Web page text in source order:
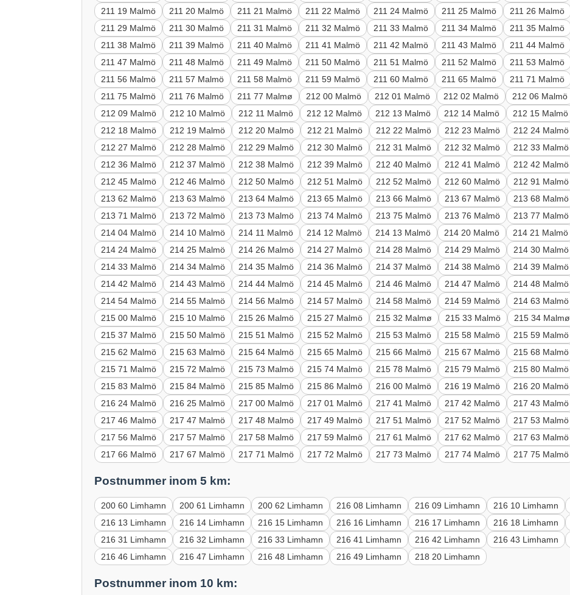
211 19 Malmö
211 20 Malmö 211 21 Malmö 211 22 Malmö 211 24 Malmö 211 25 Malmö 211 26 Malmö
211 29 Malmö
211 30 Malmö 211 31 Malmö 211 32 Malmö 211 33 Malmö 211 34 Malmö 211 35 Malmö
211 38 Malmö
211 39 Malmö 211 40 Malmö 211 41 Malmö 211 42 Malmö 211 43 Malmö 211 44 Malmö
211 47 Malmö
211 48 Malmö 211 49 Malmö 211 50 Malmö 211 51 Malmö 211 52 Malmö 211 53 Malmö
211 56 Malmö
211 57 Malmö 211 58 Malmö 211 59 Malmö 211 60 Malmö 211 65 Malmö 211 71 Malmö
211 75 Malmö
211 76 Malmö 211 77 Malmø 212 00 Malmö 212 01 Malmö 212 02 Malmö 212 06 Malmö
212 09 Malmö
212 10 Malmö 212 11 Malmö 212 12 Malmö 212 13 Malmö 212 14 Malmö 212 15 Malmö
212 18 Malmö
212 19 Malmö 212 20 Malmö 212 21 Malmö 212 22 Malmö 212 23 Malmö 212 24 Malmö
212 27 Malmö
212 28 Malmö 212 29 Malmö 212 30 Malmö 212 31 Malmö 212 32 Malmö 212 33 Malmö
212 36 Malmö
212 37 Malmö 212 38 Malmö 212 39 Malmö 212 40 Malmö 212 41 Malmö 212 42 Malmö
212 45 Malmö
212 46 Malmö 212 50 Malmö 212 51 Malmö 212 52 Malmö 212 60 Malmö 212 91 Malmö
213 62 Malmö
213 63 Malmö 213 64 Malmö 213 65 Malmö 213 66 Malmö 213 67 Malmö 213 68 Malmö
213 71 Malmö
213 72 Malmö 213 73 Malmö 213 74 Malmö 213 75 Malmö 213 76 Malmö 213 77 Malmö
214 04 Malmö
214 10 Malmö 214 11 Malmö 214 12 Malmö 214 13 Malmö 214 20 Malmö 214 21 Malmö
214 24 Malmö
214 25 Malmö 214 26 Malmö 214 27 Malmö 214 28 Malmö 214 29 Malmö 214 30 Malmö
214 33 Malmö
214 34 Malmö 214 35 Malmö 214 36 Malmö 214 37 Malmö 214 38 Malmö 214 39 Malmö
214 42 Malmö
214 43 Malmö 214 44 Malmö 214 45 Malmö 214 46 Malmö 214 47 Malmö 214 48 Malmö
214 54 Malmö
214 55 Malmö 214 56 Malmö 214 57 Malmö 214 58 Malmö 214 59 Malmö 214 63 Malmö
215 00 Malmö
215 10 Malmö 215 26 Malmö 215 27 Malmö 215 32 Malmø 215 33 Malmö 215 34 Malmø
215 37 Malmö
215 50 Malmö 215 51 Malmö 215 52 Malmö 215 53 Malmö 215 58 Malmö 215 59 Malmö
215 62 Malmö
215 63 Malmö 215 64 Malmö 215 65 Malmö 215 66 Malmö 215 67 Malmö 215 68 Malmö
215 71 Malmö
215 72 Malmö 215 73 Malmö 215 74 Malmö 215 78 Malmö 215 79 Malmö 215 80 Malmö
215 83 Malmö
215 84 Malmö 215 85 Malmö 215 86 Malmö 216 00 Malmö 216 19 Malmö 216 20 Malmö
216 24 Malmö
216 25 Malmö 217 00 Malmö 217 01 Malmö 217 41 Malmö 217 42 Malmö 217 43 Malmö
217 46 Malmö
217 47 Malmö 217 48 Malmö 217 49 Malmö 217 51 Malmö 217 52 Malmö 217 53 Malmö
217 56 Malmö
217 57 Malmö 217 58 Malmö 217 59 Malmö 217 61 Malmö 217 62 Malmö 217 63 Malmö
217 66 Malmö
217 67 Malmö 217 71 Malmö 217 72 Malmö 217 73 Malmö 217 74 Malmö 217 75 Malmö
Postnummer inom 5 km:
200 60 Limhamn 200 61 Limhamn 200 62 Limhamn 216 08 Limhamn 216 09 Limhamn 216 10 Limhamn
216 13 Limhamn
216 14 Limhamn 216 15 Limhamn 216 16 Limhamn 216 17 Limhamn 216 18 Limhamn
216 31 Limhamn
216 32 Limhamn 216 33 Limhamn 216 41 Limhamn 216 42 Limhamn 216 43 Limhamn
216 46 Limhamn
216 47 Limhamn 216 48 Limhamn 216 49 Limhamn 218 20 Limhamn
Postnummer inom 10 km: